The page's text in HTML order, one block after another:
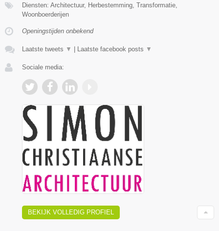
Diensten: Architectuur, Herbestemming, Transformatie,
Woonboerderijen
Openingstijden onbekend
Laatste tweets ▼ Laatste facebook posts ▼
Sociale media:
BEKIJK VOLLEDIG PROFIEL